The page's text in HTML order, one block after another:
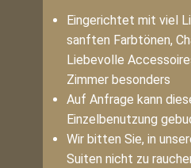
Eingerichtet mit viel
sanften Farbtönen,
Liebevolle
Zimmer besonders
Auf Anfrage kann
Einzelbenutzung
Wir bitten Sie, in
Suiten nicht zu